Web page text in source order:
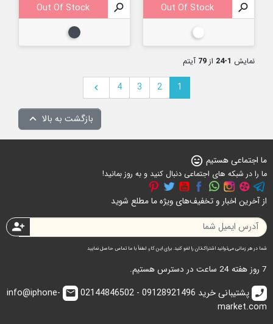

Out Of Stock
سفید

Out Of Stock
مشکی
نمایش 1-24 از 79 آیتم
1
2
3
4 بعدی

بازگشت به بالا 
ما اجتماعی هستیم sentiment_very_satisfied
ما را در شبکه های اجتماعی دنبال کنید و به روز بمانید!
از آخرین اخبار و تخفیف‌های ویژه ما مطلع شوید
person_add
شما در هر زمانی می‌توانید اشتراک‌تان را لغو کنید. برای این کار، لطفاً با ما تماس حاصل نمایید
7 روز هفته 24 ساعت در دسترس هستیم.
call پشتیبانی خرید 09128921496 - 02144846502 email
info@iphone-
market.com